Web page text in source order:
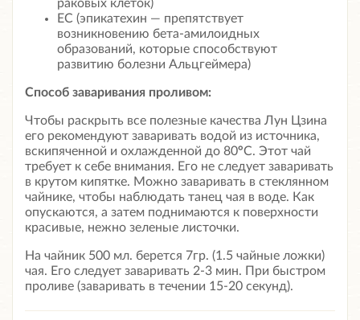
раковых клеток)
ЕС (эпикатехин — препятствует
возникновению бета-амилоидных
образований, которые способствуют
развитию болезни Альцгеймера)
Способ заваривания проливом:
Чтобы раскрыть все полезные качества Лун Цзина
его рекомендуют заваривать водой из источника,
вскипяченной и охлажденной до 80°С. Этот чай
требует к себе внимания. Его не следует заваривать
в крутом кипятке. Можно заваривать в стеклянном
чайнике, чтобы наблюдать танец чая в воде. Как
опускаются, а затем поднимаются к поверхности
красивые, нежно зеленые листочки.
На чайник 500 мл. берется 7гр. (1.5 чайные ложки)
чая. Его следует заваривать 2-3 мин. При быстром
проливе (заваривать в течении 15-20 секунд).